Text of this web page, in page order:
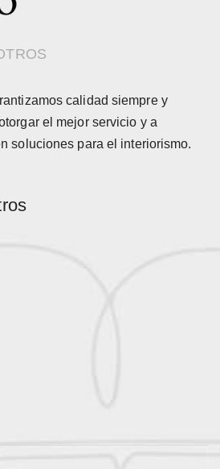
calidad siempre y
el mejor servicio y a
soluciones para el interiorismo.